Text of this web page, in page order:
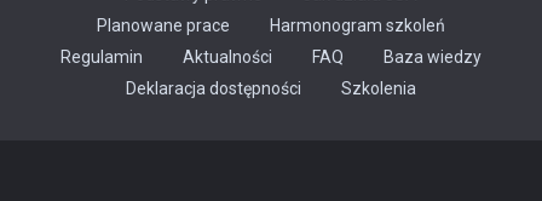
Planowane prace
Harmonogram szkoleń
Regulamin
Aktualności FAQ
Baza wiedzy
Deklaracja dostępności
Szkolenia